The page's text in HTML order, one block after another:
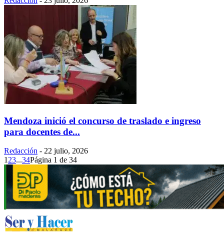
Mendoza inició el concurso de traslado e ingreso
para docentes de...
Redacción - 22 julio, 2026
1 23...34Página 1 de 34